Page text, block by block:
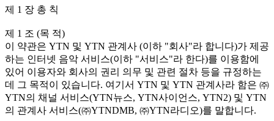
제 1 장 총 칙
제 1 조 (목 적)
이 약관은 YTN 및 YTN 관계사 (이하 "회사"라 합니다)가 제공
하는 인터넷 음악 서비스(이하 "서비스"라 한다)를 이용함에
있어 이용자와 회사의 권리 의무 및 관련 절차 등을 규정하는
데 그 목적이 있습니다. 여기서 YTN 및 YTN 관계사라 함은 ㈜
YTN의 채널 서비스(YTN뉴스, YTN사이언스, YTN2) 및 YTN
의 관계사 서비스(㈜YTNDMB, ㈜YTN라디오)를 말합니다.